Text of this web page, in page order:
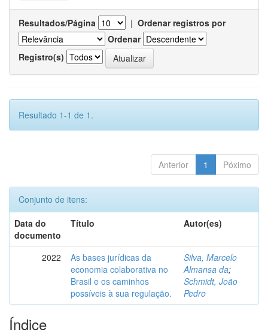
Resultados/Página | Ordenar registros por
Ordenar
Registro(s)
Resultado 1-1 de 1.
Anterior 1 Póximo
Conjunto de itens:
Data do
documento
Título Autor(es)
2022
As bases jurídicas da
economia colaborativa no
Brasil e os caminhos
possíveis à sua regulação.
Silva, Marcelo
Almansa da;
Schmidt, João
Pedro
Índice